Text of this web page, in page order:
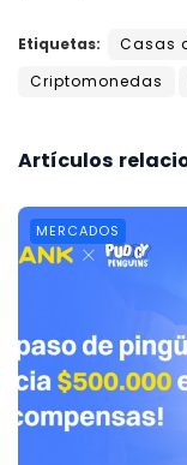
Etiquetas:
Casas
Criptomonedas
Artículos
MERCADOS